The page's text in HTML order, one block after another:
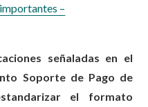
–
señaladas en el
Soporte de Pago de
el formato